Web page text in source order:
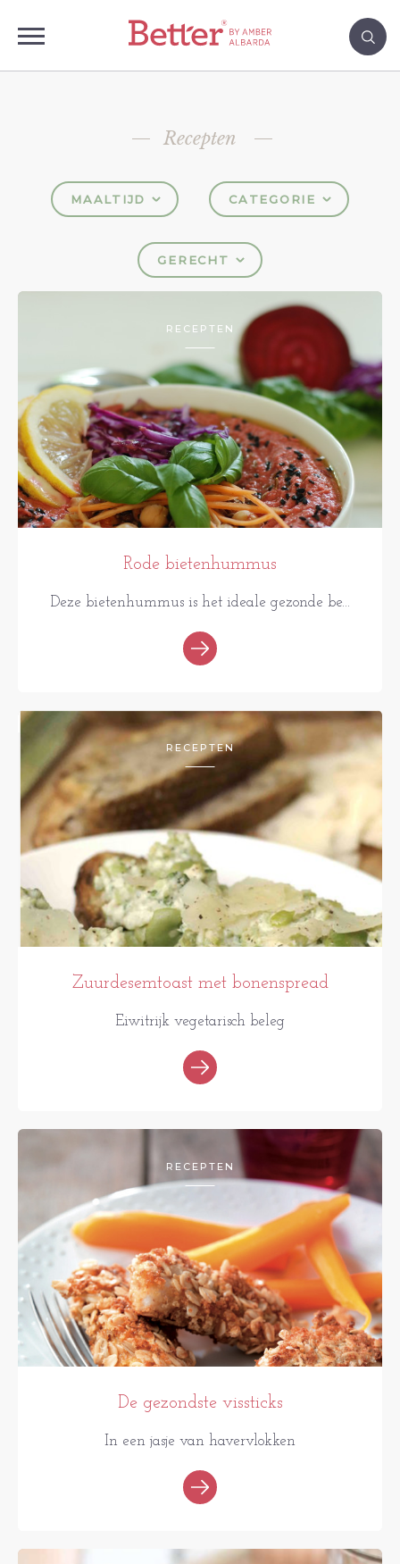
Recepten
MAALTIJD CATEGORIE
GERECHT
RECEPTEN
Rode bietenhummus
Deze bietenhummus is het ideale gezonde be...
RECEPTEN
Zuurdesemtoast met bonenspread
Eiwitrijk vegetarisch beleg
RECEPTEN
De gezondste vissticks
In een jasje van havervlokken